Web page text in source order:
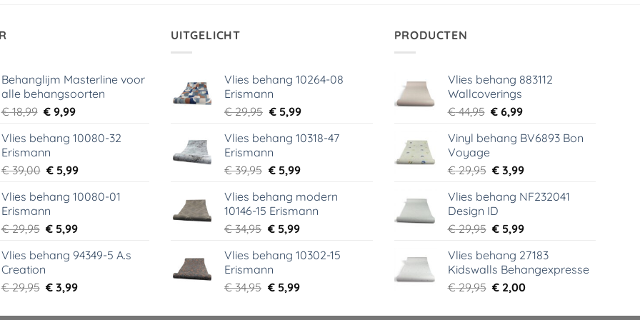
Behanglijm Masterline voor
alle behangsoorten
€18,99 Oorspronkelijke
was:
€ 18,99.
€ 9,99Huidige
is:
Vlies behang 10080-32
Erismann
€39,00 Oorspronkelijke
was:
€ 39,00.
€ 5,99Huidige
is:
Vlies behang 10080-01
Erismann
€29,95 Oorspronkelijke
was:
€ 5,99Huidige
is:
Vlies behang 94349-5 A.s
Creation
€29,95 Oorspronkelijke
was:
€ 3,99Huidige
is:
UITGELICHT
Vlies behang 10264-08
Erismann
€29,95 Oorspronkelijke
was:
€ 29,95.
€5,99Huidige
is:
Vlies behang 10318-47
Erismann
€39,95 Oorspronkelijke
was:
€ 39,95.
€5,99Huidige
is:
€ 5,99.
Vlies behang modern
10146-15 Erismann
€34,95 Oorspronkelijke
was:
€ 34,95.
€5,99Huidige
is:
Vlies behang 10302-15
Erismann
€34,95 Oorspronkelijke
was:
€5,99Huidige
is:
PRODUCTEN
Vlies behang 883112
Wallcoverings
€44,95 Oorspronkelijke
was:
€ 6,99Huidige
is:
Vinyl behang BV6893 Bon
Voyage
€29,95 Oorspronkelijke
was:
€ 29,95.
€ 3,99Huidige
is:
Vlies behang NF232041
Design ID
€29,95 Oorspronkelijke
was:
€ 29,95.
€ 5,99Huidige
is:
€ 5,99.
Vlies behang 27183
Kidswalls Behangexpresse
€29,95 Oorspronkelijke
was:
€ 2,00Huidige
is: